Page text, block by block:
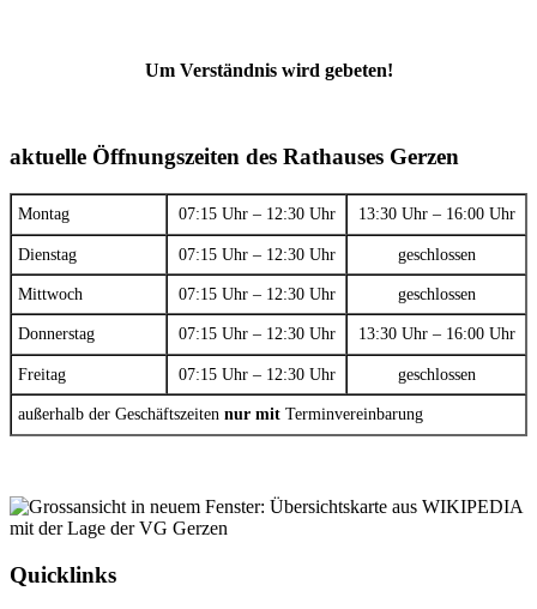
Um Verständnis wird gebeten!
aktuelle Öffnungszeiten des Rathauses Gerzen
Montag 07:15 Uhr – 12:30 Uhr 13:30 Uhr – 16:00 Uhr
Dienstag 07:15 Uhr – 12:30 Uhr geschlossen
Mittwoch 07:15 Uhr – 12:30 Uhr geschlossen
Donnerstag 07:15 Uhr – 12:30 Uhr 13:30 Uhr – 16:00 Uhr
Freitag 07:15 Uhr – 12:30 Uhr geschlossen
außerhalb der Geschäftszeiten nur mit Terminvereinbarung
Quicklinks